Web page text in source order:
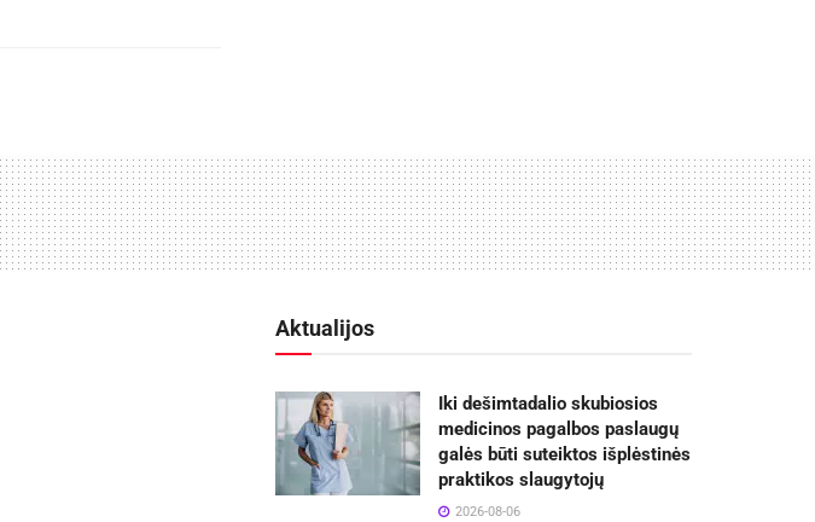
Aktualijos
Iki dešimtadalio skubiosios
medicinos pagalbos paslaugų
galės būti suteiktos išplėstinės
praktikos slaugytojų
2026-08-06